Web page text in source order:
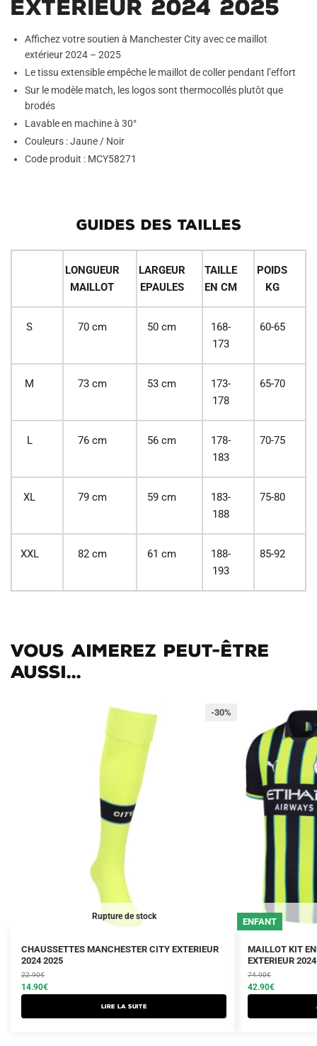
Exterieur 2024 2025
Affichez votre soutien à Manchester City avec ce maillot
extérieur 2024 – 2025
Le tissu extensible empêche le maillot de coller pendant l’effort
Sur le modèle match, les logos sont thermocollés plutôt que
brodés
Lavable en machine à 30°
Couleurs : Jaune / Noir
Code produit : MCY58271
GUIDES DES TAILLES
LONGUEUR
MAILLOT
LARGEUR
EPAULES
TAILLE
EN CM
POIDS
KG
S 70 cm 50 cm
168-
173
60-65
M 73 cm 53 cm
173-
178
65-70
L 76 cm 56 cm
178-
183
70-75
XL 79 cm 59 cm
183-
188
75-80
XXL 82 cm 61 cm
188-
193
85-92
Vous aimerez peut-être
aussi...
Rupture de stock
-30%
CHAUSSETTES MANCHESTER CITY EXTERIEUR
2024 2025
22.90€
Le
prix
initial
était :
14.90€
Le
prix
actuel
est :
Lire la suite
ENFANT
MAILLOT KIT
EXTERIEUR
74.90€
Le
prix
initial
était :
42.90€
Le
prix
actuel
est :
Ce
produit
a
plusieurs
variations.